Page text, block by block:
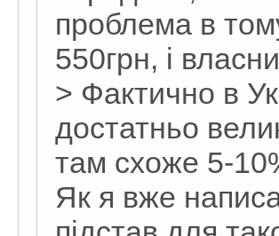
проблема в
550грн, і
> Фактично в
достатньо
там схоже 5-
Як я вже